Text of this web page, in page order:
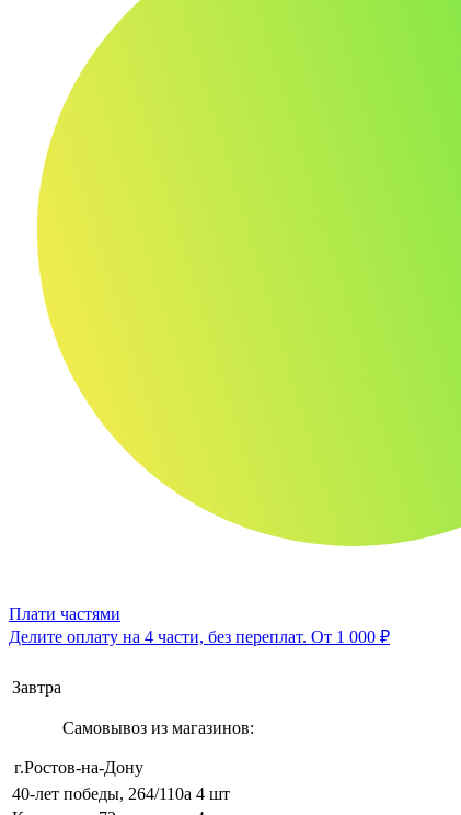
Плати частями
Делите оплату на 4 части, без переплат. От 1 000 ₽
Завтра
Самовывоз из магазинов:
г.Ростов-на-Дону
40-лет победы, 264/110а 4 шт